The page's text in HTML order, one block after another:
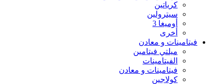
كرياتين
سيترولين
أوميغا 3
أخرى
فيتامينات و معادن
ميلتي فيتامين
الفيتامينات
فيتامينات و معادن
كولاجين